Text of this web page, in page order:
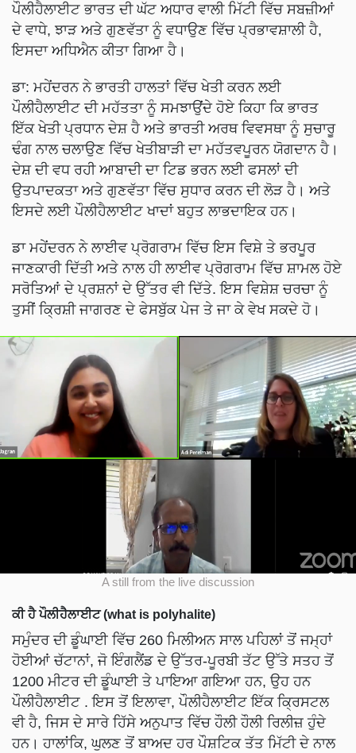
ਪੌਲੀਹੈਲਾਈਟ ਭਾਰਤ ਦੀ ਘੱਟ ਅਧਾਰ ਵਾਲੀ ਮਿੱਟੀ ਵਿੱਚ ਸਬਜ਼ੀਆਂ
ਦੇ ਵਾਧੇ, ਝਾੜ ਅਤੇ ਗੁਣਵੱਤਾ ਨੂੰ ਵਧਾਉਣ ਵਿੱਚ ਪ੍ਰਭਾਵਸ਼ਾਲੀ ਹੈ,
ਇਸਦਾ ਅਧਿਐਨ ਕੀਤਾ ਗਿਆ ਹੈ।
ਡਾ: ਮਹੇਂਦਰਨ ਨੇ ਭਾਰਤੀ ਹਾਲਤਾਂ ਵਿੱਚ ਖੇਤੀ ਕਰਨ ਲਈ
ਪੌਲੀਹੈਲਾਈਟ ਦੀ ਮਹੱਤਤਾ ਨੂੰ ਸਮਝਾਉਂਦੇ ਹੋਏ ਕਿਹਾ ਕਿ ਭਾਰਤ
ਇੱਕ ਖੇਤੀ ਪ੍ਰਧਾਨ ਦੇਸ਼ ਹੈ ਅਤੇ ਭਾਰਤੀ ਅਰਥ ਵਿਵਸਥਾ ਨੂੰ ਸੁਚਾਰੂ
ਢੰਗ ਨਾਲ ਚਲਾਉਣ ਵਿੱਚ ਖੇਤੀਬਾੜੀ ਦਾ ਮਹੱਤਵਪੂਰਨ ਯੋਗਦਾਨ ਹੈ।
ਦੇਸ਼ ਦੀ ਵਧ ਰਹੀ ਆਬਾਦੀ ਦਾ ਟਿਡ ਭਰਨ ਲਈ ਫਸਲਾਂ ਦੀ
ਉਤਪਾਦਕਤਾ ਅਤੇ ਗੁਣਵੱਤਾ ਵਿੱਚ ਸੁਧਾਰ ਕਰਨ ਦੀ ਲੋੜ ਹੈ। ਅਤੇ
ਇਸਦੇ ਲਈ ਪੌਲੀਹੈਲਾਈਟ ਖਾਦਾਂ ਬਹੁਤ ਲਾਭਦਾਇਕ ਹਨ।
ਡਾ ਮਹੇਂਦਰਨ ਨੇ ਲਾਈਵ ਪ੍ਰੋਗਰਾਮ ਵਿੱਚ ਇਸ ਵਿਸ਼ੇ ਤੇ ਭਰਪੂਰ
ਜਾਣਕਾਰੀ ਦਿੱਤੀ ਅਤੇ ਨਾਲ ਹੀ ਲਾਈਵ ਪ੍ਰੋਗਰਾਮ ਵਿੱਚ ਸ਼ਾਮਲ ਹੋਏ
ਸਰੋਤਿਆਂ ਦੇ ਪ੍ਰਸ਼ਨਾਂ ਦੇ ਉੱਤਰ ਵੀ ਦਿੱਤੇ. ਇਸ ਵਿਸ਼ੇਸ਼ ਚਰਚਾ ਨੂੰ
ਤੁਸੀਂ ਕ੍ਰਿਸ਼ੀ ਜਾਗਰਣ ਦੇ ਫੇਸਬੁੱਕ ਪੇਜ ਤੇ ਜਾ ਕੇ ਵੇਖ ਸਕਦੇ ਹੋ।
A still from the live discussion
ਕੀ ਹੈ ਪੌਲੀਹੈਲਾਈਟ (what is polyhalite)
ਸਮੁੰਦਰ ਦੀ ਡੂੰਘਾਈ ਵਿੱਚ 260 ਮਿਲੀਅਨ ਸਾਲ ਪਹਿਲਾਂ ਤੋਂ ਜਮ੍ਹਾਂ
ਹੋਈਆਂ ਚੱਟਾਨਾਂ, ਜੋ ਇੰਗਲੈਂਡ ਦੇ ਉੱਤਰ-ਪੂਰਬੀ ਤੱਟ ਉੱਤੇ ਸਤਹ ਤੋਂ
1200 ਮੀਟਰ ਦੀ ਡੂੰਘਾਈ ਤੇ ਪਾਇਆ ਗਇਆ ਹਨ, ਉਹ ਹਨ
ਪੌਲੀਹੈਲਾਈਟ . ਇਸ ਤੋਂ ਇਲਾਵਾ, ਪੌਲੀਹੈਲਾਈਟ ਇੱਕ ਕ੍ਰਿਸਟਲ
ਵੀ ਹੈ, ਜਿਸ ਦੇ ਸਾਰੇ ਹਿੱਸੇ ਅਨੁਪਾਤ ਵਿੱਚ ਹੌਲੀ ਹੌਲੀ ਰਿਲੀਜ਼ ਹੁੰਦੇ
ਹਨ। ਹਾਲਾਂਕਿ, ਘੁਲਣ ਤੋਂ ਬਾਅਦ ਹਰ ਪੌਸ਼ਟਿਕ ਤੱਤ ਮਿੱਟੀ ਦੇ ਨਾਲ